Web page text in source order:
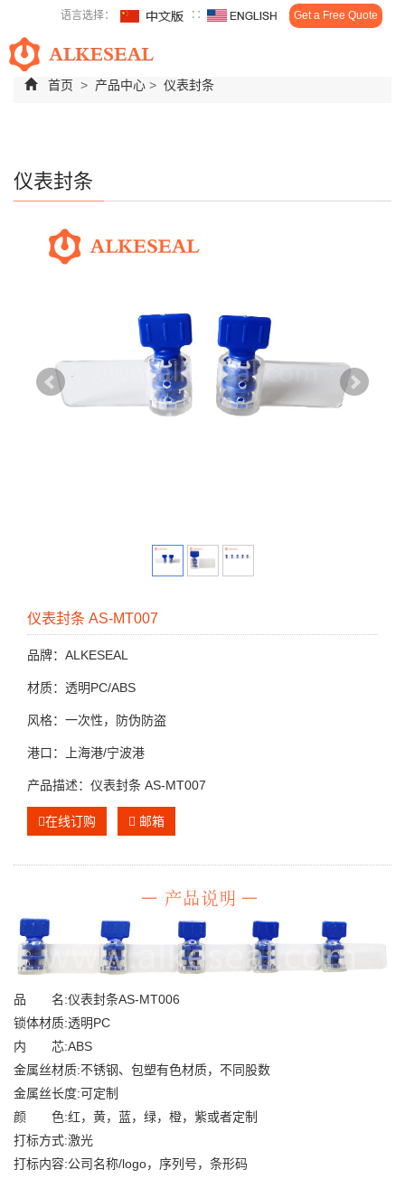
语言选择： ∷ Get a Free Quote
首页 > 产品中心 > 仪表封条
仪表封条
仪表封条 AS-MT007
品牌：ALKESEAL
材质：透明PC/ABS
风格：一次性，防伪防盗
港口：上海港/宁波港
产品描述：仪表封条 AS-MT007
在线订购 邮箱
品 名:仪表封条AS-MT006
锁体材质:透明PC
内 芯:ABS
金属丝材质:不锈钢、包塑有色材质，不同股数
金属丝长度:可定制
颜 色:红，黄，蓝，绿，橙，紫或者定制
打标方式:激光
打标内容:公司名称/logo，序列号，条形码